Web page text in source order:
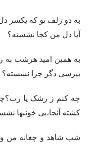
به دو زلف تو که
آیا دل من کجا نشسته؟
به همین امید هرشب
بپرسی دگر چرا نشسته؟
چه کنم ز رشک یا
کشته آنجا،پی خونبها
شب شاهد و چغانه